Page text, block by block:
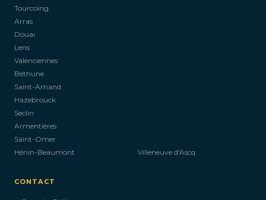
Tourcoing
Arras
Douai
Lens
Valenciennes
Béthune
Saint-Amand
Hazebrouck
Seclin
Armentières
Saint-Omer
Hénin-Beaumont
Villeneuve d'Ascq
CONTACT